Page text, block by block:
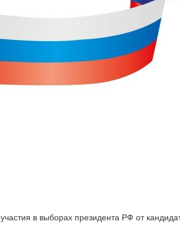
в выборах президента РФ от